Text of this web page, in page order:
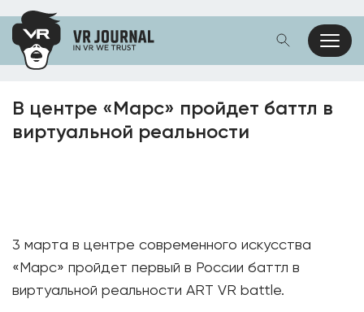
В центре «Марс» пройдет баттл в
виртуальной реальности
3 марта в центре современного искусства
«Марс» пройдет первый в России баттл в
виртуальной реальности ART VR battle.